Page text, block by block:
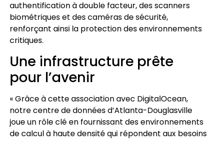
authentification à double facteur, des scanners
biométriques et des caméras de sécurité,
renforçant ainsi la protection des environnements
critiques.
Une infrastructure prête
pour l’avenir
« Grâce à cette association avec DigitalOcean,
notre centre de données d’Atlanta-Douglasville
joue un rôle clé en fournissant des environnements
de calcul à haute densité qui répondent aux besoins